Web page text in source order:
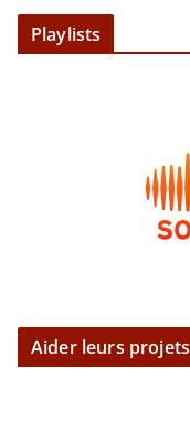
Playlists
Aider leurs projets